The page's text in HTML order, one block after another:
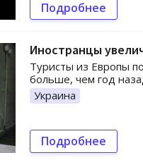
Подробнее
Иностранцы
Туристы из Европы
больше, чем год
Украина
Подробнее